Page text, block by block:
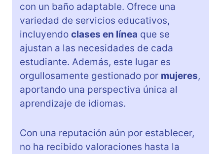
con un baño adaptable. Ofrece una
variedad de servicios educativos,
incluyendo clases en línea que se
ajustan a las necesidades de cada
estudiante. Además, este lugar es
orgullosamente gestionado por mujeres,
aportando una perspectiva única al
aprendizaje de idiomas.
Con una reputación aún por establecer,
no ha recibido valoraciones hasta la